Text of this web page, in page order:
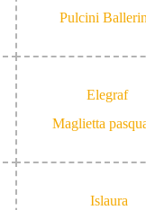
Pulcini
Elegraf
Maglietta
Islaura